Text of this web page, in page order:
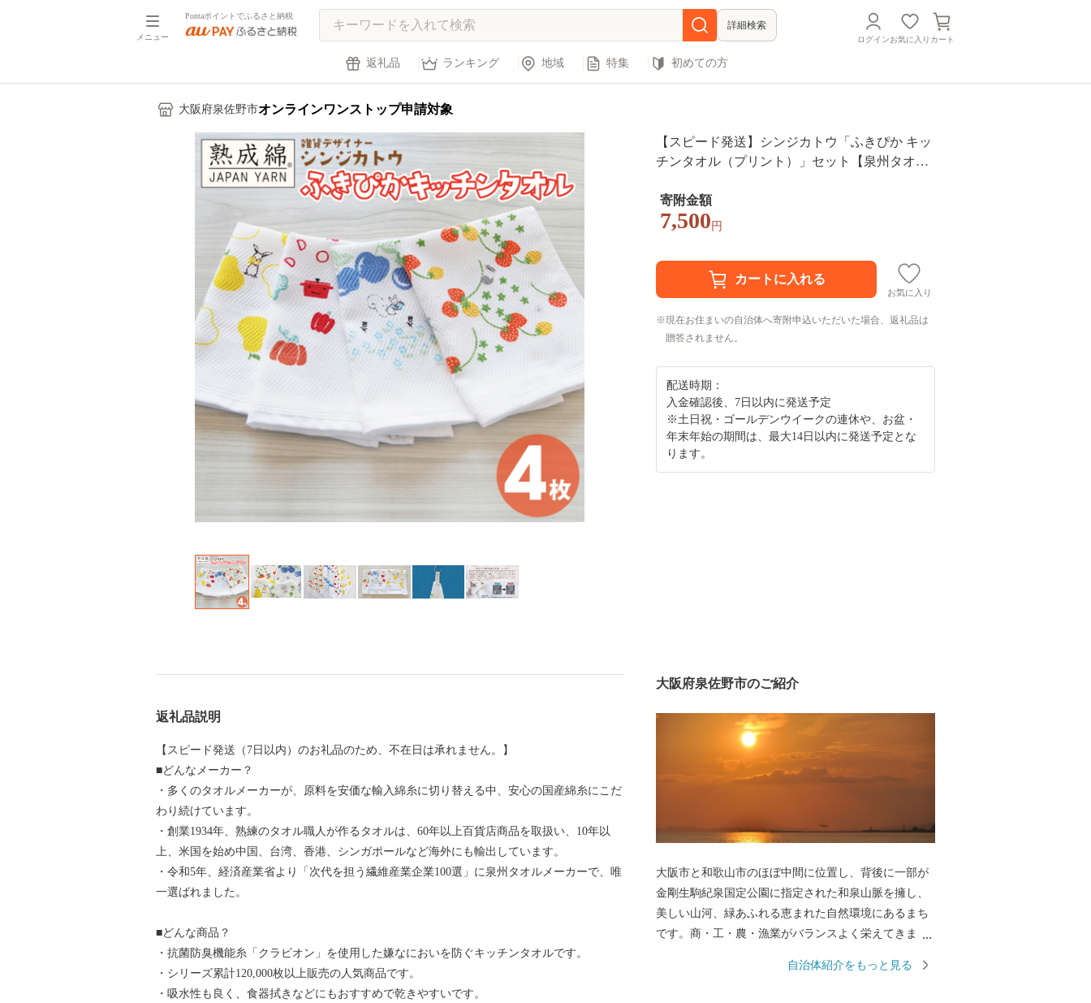
メニュー
Pontaポイントでふるさと納税
詳細検索
ログインお気に入り カート
返礼品 ランキング 地域 特集 初めての方
大阪府泉佐野市オンラインワンストップ申請対象
【スピード発送】シンジカトウ「ふきぴか キッ
チンタオル（プリント）」セット【泉州タオル
ファミリー】 G4859
寄附金額
7,500 円
お気に入り
現在お住まいの自治体へ寄附申込いただいた場合、返礼品は
贈答されません。
配送時期：
入金確認後、7日以内に発送予定
※土日祝・ゴールデンウイークの連休や、お盆・
年末年始の期間は、最大14日以内に発送予定とな
ります。
返礼品説明
【スピード発送（7日以内）のお礼品のため、不在日は承れません。】
■どんなメーカー？
・多くのタオルメーカーが、原料を安価な輸入綿糸に切り替える中、安心の国産綿糸にこだ
わり続けています。
・創業1934年、熟練のタオル職人が作るタオルは、60年以上百貨店商品を取扱い、10年以
上、米国を始め中国、台湾、香港、シンガポールなど海外にも輸出しています。
・令和5年、経済産業省より「次代を担う繊維産業企業100選」に泉州タオルメーカーで、唯
一選ばれました。
■どんな商品？
・抗菌防臭機能糸「クラビオン」を使用した嫌なにおいを防ぐキッチンタオルです。
・シリーズ累計120,000枚以上販売の人気商品です。
・吸水性も良く、食器拭きなどにもおすすめで乾きやすいです。
大阪府泉佐野市のご紹介
大阪市と和歌山市のほぼ中間に位置し、背後に一部が
金剛生駒紀泉国定公園に指定された和泉山脈を擁し、
美しい山河、緑あふれる恵まれた自然環境にあるまち
です。商・工・農・漁業がバランスよく栄えてきまし
もに、商業・サービス業が盛んになっています。 名前
自治体紹介をもっと見る